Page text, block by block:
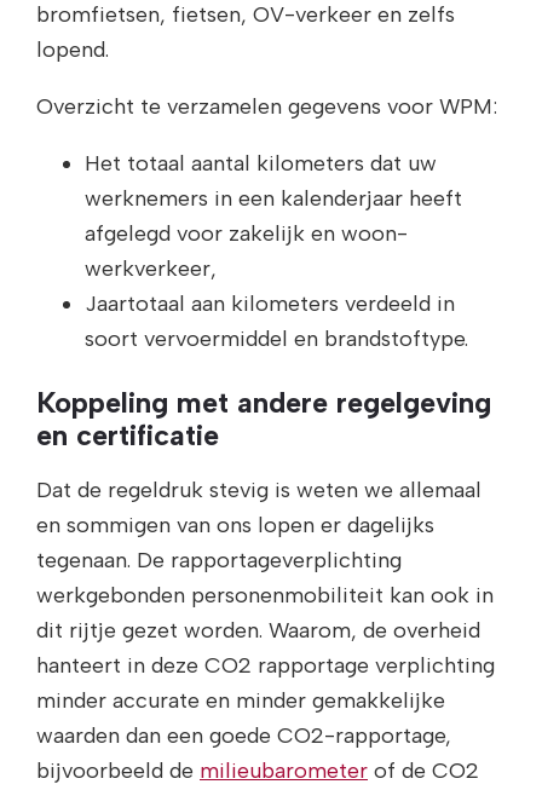
bromfietsen, fietsen, OV-verkeer en zelfs
lopend.
Overzicht te verzamelen gegevens voor WPM:
Het totaal aantal kilometers dat uw
werknemers in een kalenderjaar heeft
afgelegd voor zakelijk en woon-
werkverkeer,
Jaartotaal aan kilometers verdeeld in
soort vervoermiddel en brandstoftype.
Koppeling met andere regelgeving
en certificatie
Dat de regeldruk stevig is weten we allemaal
en sommigen van ons lopen er dagelijks
tegenaan. De rapportageverplichting
werkgebonden personenmobiliteit kan ook in
dit rijtje gezet worden. Waarom, de overheid
hanteert in deze CO2 rapportage verplichting
minder accurate en minder gemakkelijke
waarden dan een goede CO2-rapportage,
bijvoorbeeld de milieubarometer of de CO2